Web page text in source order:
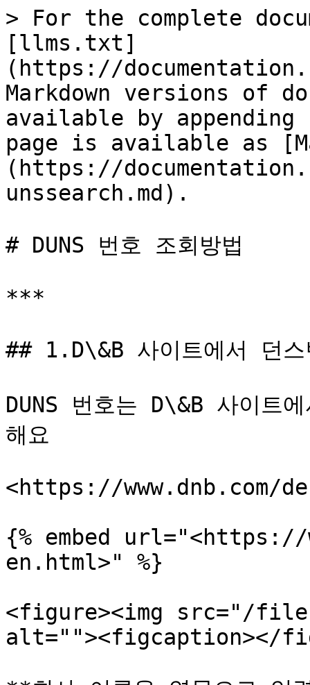
> For the complete
[llms.txt]
(https://
Markdown versions of
available by
page is available as
(https://
unssearch.md).
# DUNS 번호 조회방법
***
## 1.D\&B 사이트에서 던스
DUNS 번호는 D\&B 사이트
해요
<https://www.dnb.com/
{% embed url="<https://
en.html>" %}
<figure><img src="/
alt=""><figcaption></